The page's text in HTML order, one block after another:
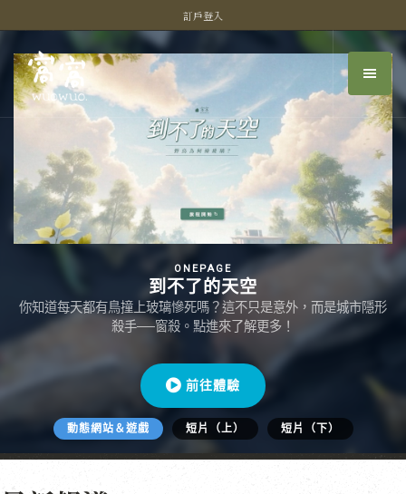
訂戶登入
ONEPAGE
到不了的天空
你知道每天都有鳥撞上玻璃慘死嗎？這不只是意外，而是城市隱形
殺手──窗殺。點進來了解更多！
前往體驗
動態網站＆遊戲 短片（上） 短片（下）